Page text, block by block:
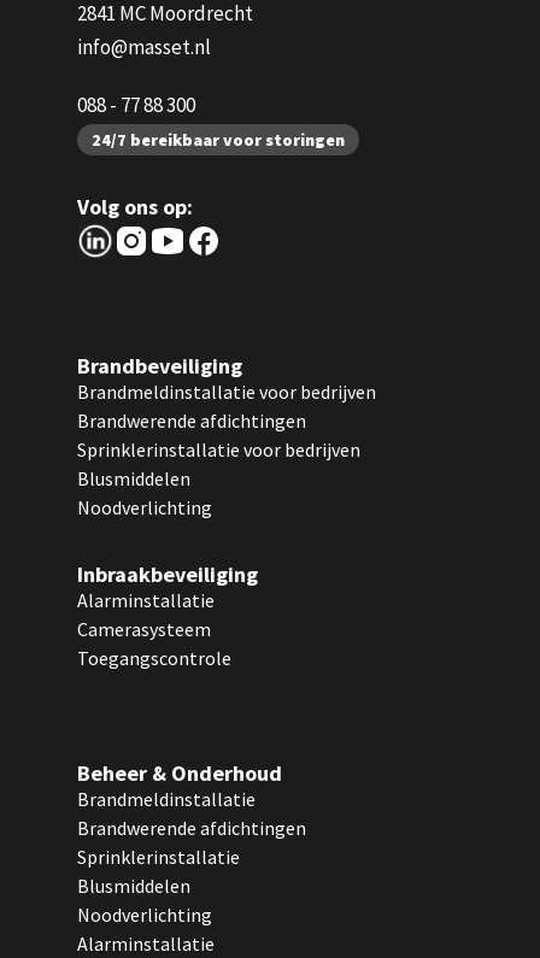
2841 MC Moordrecht
info@masset.nl
088 - 77 88 300
24/7 bereikbaar voor storingen
Volg ons op:
Brandbeveiliging
Brandmeldinstallatie voor bedrijven
Brandwerende afdichtingen
Sprinklerinstallatie voor bedrijven
Blusmiddelen
Noodverlichting
Inbraakbeveiliging
Alarminstallatie
Camerasysteem
Toegangscontrole
Beheer & Onderhoud
Brandmeldinstallatie
Brandwerende afdichtingen
Sprinklerinstallatie
Blusmiddelen
Noodverlichting
Alarminstallatie